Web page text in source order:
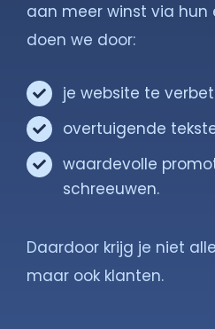
aan meer winst via hun
doen we door:
je website te
overtuigende
waardevolle
schreeuwen.
Daardoor krijg je niet
maar ook klanten.